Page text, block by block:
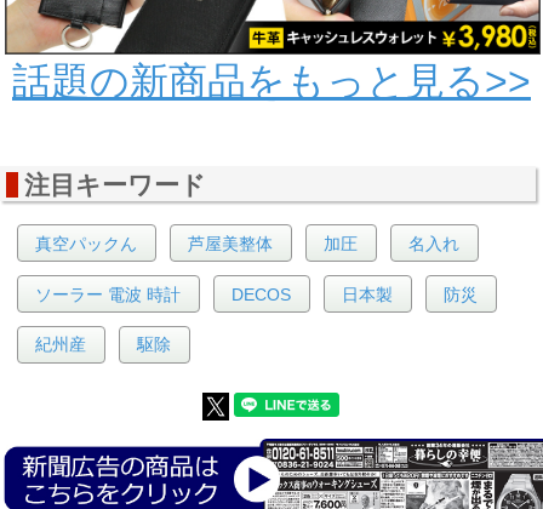
話題の新商品をもっと見る>>
注目キーワード
真空パックん 芦屋美整体 加圧 名入れ
ソーラー 電波 時計 DECOS 日本製 防災
紀州産 駆除